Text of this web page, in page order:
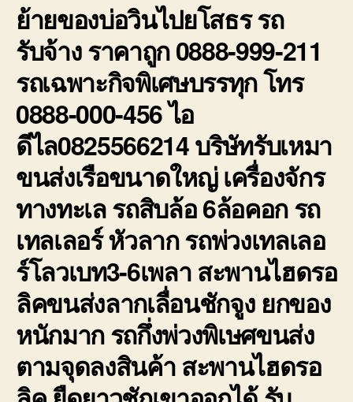
ย้ายของบ่อวินไปยโสธร รถ
รับจ้าง ราคาถูก 0888-999-211
รถเฉพาะกิจพิเศษบรรทุก โทร
0888-000-456 ไอ
ดีไล0825566214 บริษัทรับเหมา
ขนส่งเรือขนาดใหญ่ เครื่องจักร
ทางทะเล รถสิบล้อ 6ล้อคอก รถ
เทลเลอร์ หัวลาก รถพ่วงเทลเลอ
ร์โลวเบท3-6เพลา สะพานไฮดรอ
ลิคขนส่งลากเลื่อนชักจูง ยกของ
หนักมาก รถกึ่งพ่วงพิเษศขนส่ง
ตามจุดลงสินค้า สะพานไฮดรอ